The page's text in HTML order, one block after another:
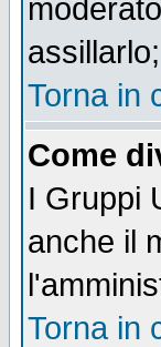
Torna in
Come
I Gruppi
anche il
Torna in